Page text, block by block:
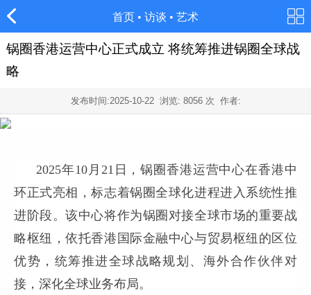
首页 • 访谈 • 艺术
锅圈香港运营中心正式成立 将统筹推进锅圈全球战
略
发布时间:2025-10-22浏览: 8056 次 作者:
2025年10月21日，锅圈香港运营中心在香港中
环正式亮相，标志着锅圈全球化进程进入系统性推
进阶段。该中心将作为锅圈对接全球市场的重要战
略枢纽，依托香港国际金融中心与贸易枢纽的区位
优势，统筹推进全球战略规划、海外合作伙伴对
接，深化全球业务布局。